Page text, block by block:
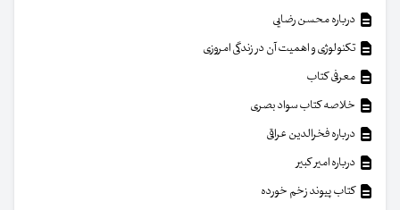
درباره محسن رضایی
تکنولوژی و اهمیت آن در زندگی امروزی
معرفی کتاب
خلاصه کتاب سواد بصری
درباره فخرالدین عراقی
درباره امیر کبیر
کتاب پیوند زخم خورده